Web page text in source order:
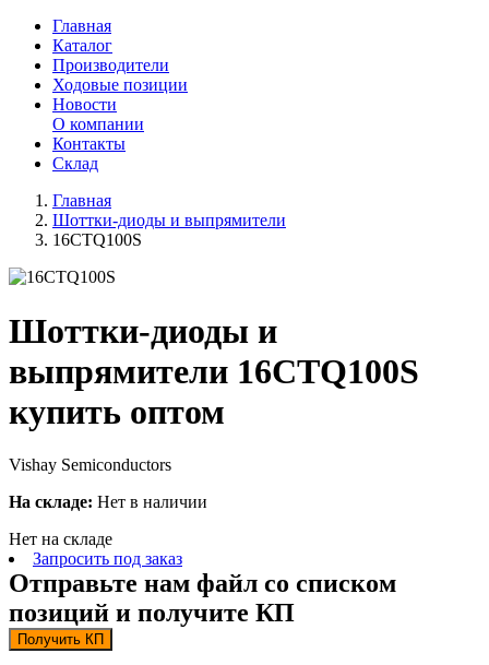
Главная
Каталог
Производители
Ходовые позиции
Новости
О компании
Контакты
Склад
Главная
Шоттки-диоды и выпрямители
16CTQ100S
Шоттки-диоды и
выпрямители 16CTQ100S
купить оптом
Vishay Semiconductors
На складе: Нет в наличии
Нет на складе
Запросить под заказ
Отправьте нам файл со списком
позиций и получите КП
Получить КП